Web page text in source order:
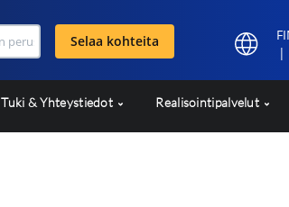
Selaa kohteita
|
Tuki & Yhteystiedot Realisointipalvelut